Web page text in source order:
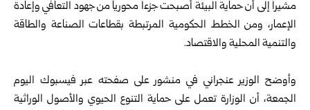
‏مشيراً إلى أن حماية البيئة أصبحت جزءاً محورياً من جهود التعافي وإعادة
‏الإعمار، ومن الخطط الحكومية المرتبطة بقطاعات الصناعة والطاقة
‏والتنمية المحلية والاقتصاد.‏
وأوضح الوزير عنجراني في منشور على صفحته عبر فيسبوك اليوم
‏الجمعة، أن الوزارة تعمل على حماية التنوع الحيوي والأصول الوراثية